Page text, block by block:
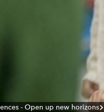
- Open up new horizons